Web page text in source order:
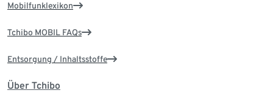
Mobilfunklexikon
Tchibo MOBIL FAQs
Entsorgung / Inhaltsstoffe
Über Tchibo